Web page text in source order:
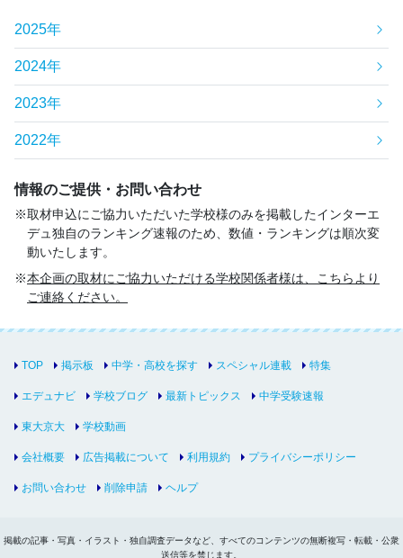
2025年
2024年
2023年
2022年
情報のご提供・お問い合わせ
取材申込にご協力いただいた学校様のみを掲載したインターエ
デュ独自のランキング速報のため、数値・ランキングは順次変
動いたします。
本企画の取材にご協力いただける学校関係者様は、こちらより
ご連絡ください。
TOP 掲示板 中学・高校を探す スペシャル連載 特集
エデュナビ 学校ブログ 最新トピックス 中学受験速報
東大京大 学校動画
会社概要 広告掲載について 利用規約 プライバシーポリシー
お問い合わせ 削除申請 ヘルプ
掲載の記事・写真・イラスト・独自調査データなど、すべてのコンテンツの無断複写・転載・公衆
送信等を禁じます。